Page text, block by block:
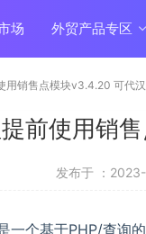
场 外贸产品专区
用销售点模块v3.4.20 可代
前使用销
发布于 ：
个基于PHP/查询